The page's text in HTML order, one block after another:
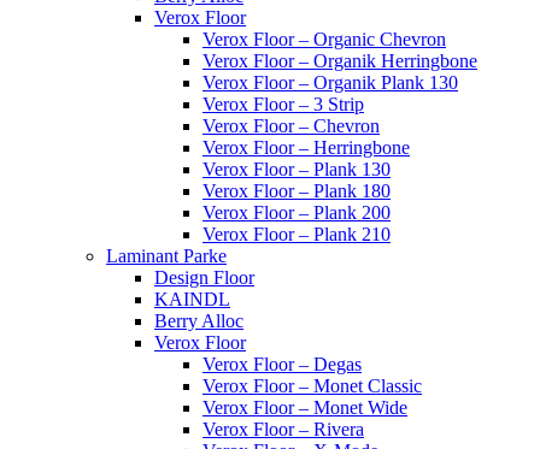
Verox Floor
Verox Floor – Organic Chevron
Verox Floor – Organik Herringbone
Verox Floor – Organik Plank 130
Verox Floor – 3 Strip
Verox Floor – Chevron
Verox Floor – Herringbone
Verox Floor – Plank 130
Verox Floor – Plank 180
Verox Floor – Plank 200
Verox Floor – Plank 210
Laminant Parke
Design Floor
KAINDL
Berry Alloc
Verox Floor
Verox Floor – Degas
Verox Floor – Monet Classic
Verox Floor – Monet Wide
Verox Floor – Rivera